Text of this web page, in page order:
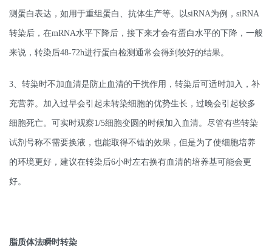
测蛋白表达，如用于重组蛋白、抗体生产等。以siRNA为例，siRNA
转染后，在mRNA水平下降后，接下来才会有蛋白水平的下降，一般
来说，转染后48-72h进行蛋白检测通常会得到较好的结果。
3、转染时不加血清是防止血清的干扰作用，转染后可适时加入，补
充营养。加入过早会引起未转染细胞的优势生长，过晚会引起较多
细胞死亡。可实时观察1/5细胞变圆的时候加入血清。尽管有些转染
试剂号称不需要换液，也能取得不错的效果，但是为了使细胞培养
的环境更好，建议在转染后6小时左右换有血清的培养基可能会更
好。
脂质体法瞬时转染